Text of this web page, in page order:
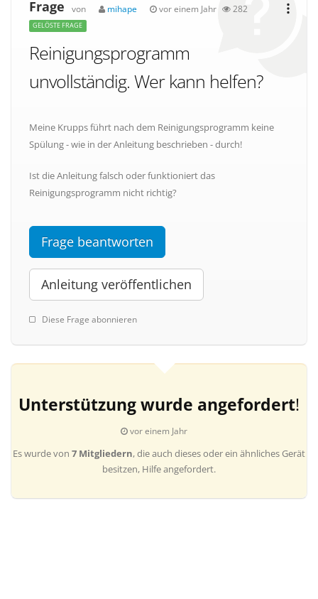
Frage von mihape vor einem Jahr 282
GELÖSTE FRAGE
Reinigungsprogramm
unvollständig. Wer kann helfen?
Meine Krupps führt nach dem Reinigungsprogramm keine
Spülung - wie in der Anleitung beschrieben - durch!
Ist die Anleitung falsch oder funktioniert das
Reinigungsprogramm nicht richtig?
Frage beantworten
Anleitung veröffentlichen
Diese Frage abonnieren
Unterstützung wurde angefordert!
vor einem Jahr
Es wurde von 7 Mitgliedern, die auch dieses oder ein ähnliches Gerät
besitzen, Hilfe angefordert.